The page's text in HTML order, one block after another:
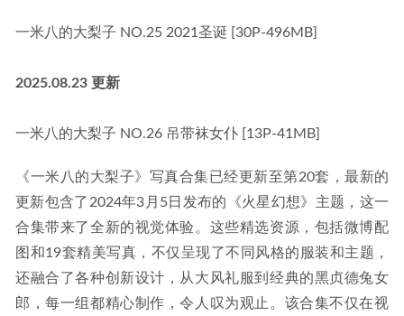
一米八的大梨子 NO.25 2021圣诞 [30P-496MB]
2025.08.23 更新
一米八的大梨子 NO.26 吊带袜女仆 [13P-41MB]
《一米八的大梨子》写真合集已经更新至第20套，最新的
更新包含了2024年3月5日发布的《火星幻想》主题，这一
合集带来了全新的视觉体验。这些精选资源，包括微博配
图和19套精美写真，不仅呈现了不同风格的服装和主题，
还融合了各种创新设计，从大风礼服到经典的黑贞德兔女
郎，每一组都精心制作，令人叹为观止。该合集不仅在视